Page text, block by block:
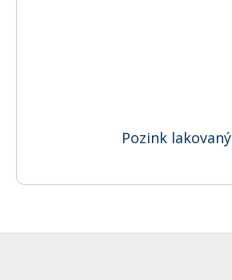
Pozink lakovaný